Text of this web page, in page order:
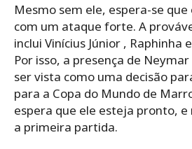
Mesmo sem ele, espera-se
com um ataque forte. A
inclui Vinícius Júnior , Raphinha
Por isso, a presença de
ser vista como uma decisão
para a Copa do Mundo de
espera que ele esteja pronto,
a primeira partida.